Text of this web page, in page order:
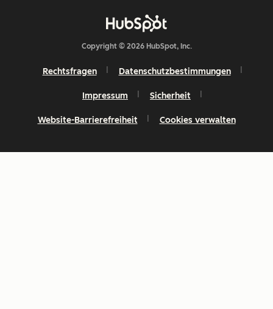
Copyright © 2026 HubSpot, Inc.
Rechtsfragen Datenschutzbestimmungen
Impressum Sicherheit
Website-Barrierefreiheit Cookies verwalten